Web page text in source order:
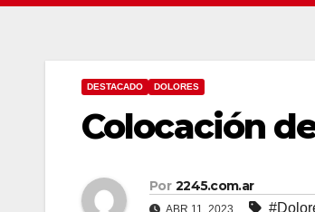
DESTACADO DOLORES
Colocación
Por 2245.com.ar